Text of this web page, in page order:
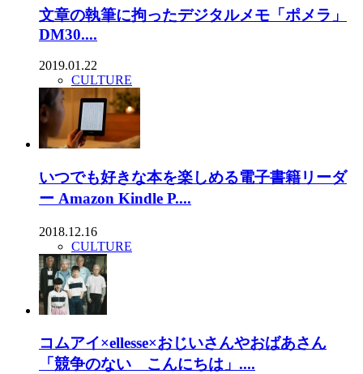
文章の執筆に拘ったデジタルメモ「ポメラ」
DM30....
2019.01.22
CULTURE
いつでも好きな本を楽しめる電子書籍リーダ
ー Amazon Kindle P....
2018.12.16
CULTURE
コムアイ×ellesse×おじいさんやおばあさん
「競争のない こんにちは」....